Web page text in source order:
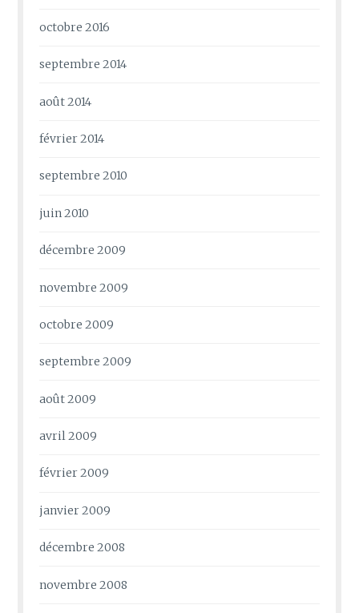
octobre 2016
septembre 2014
août 2014
février 2014
septembre 2010
juin 2010
décembre 2009
novembre 2009
octobre 2009
septembre 2009
août 2009
avril 2009
février 2009
janvier 2009
décembre 2008
novembre 2008